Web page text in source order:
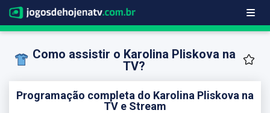
Como assistir o Karolina Pliskova na
TV?
Programação completa do Karolina Pliskova na
TV e Stream